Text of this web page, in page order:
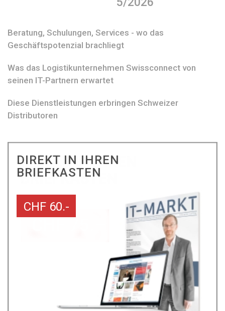
Beratung, Schulungen, Services - wo das
Geschäftspotenzial brachliegt
Was das Logistikunternehmen Swissconnect von
seinen IT-Partnern erwartet
Diese Dienstleistungen erbringen Schweizer
Distributoren
DIREKT IN IHREN
BRIEFKASTEN
CHF 60.-